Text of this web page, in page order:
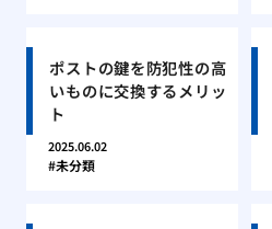
ポストの鍵を防犯性の高
いものに交換するメリッ
ト
2025.06.02
未分類